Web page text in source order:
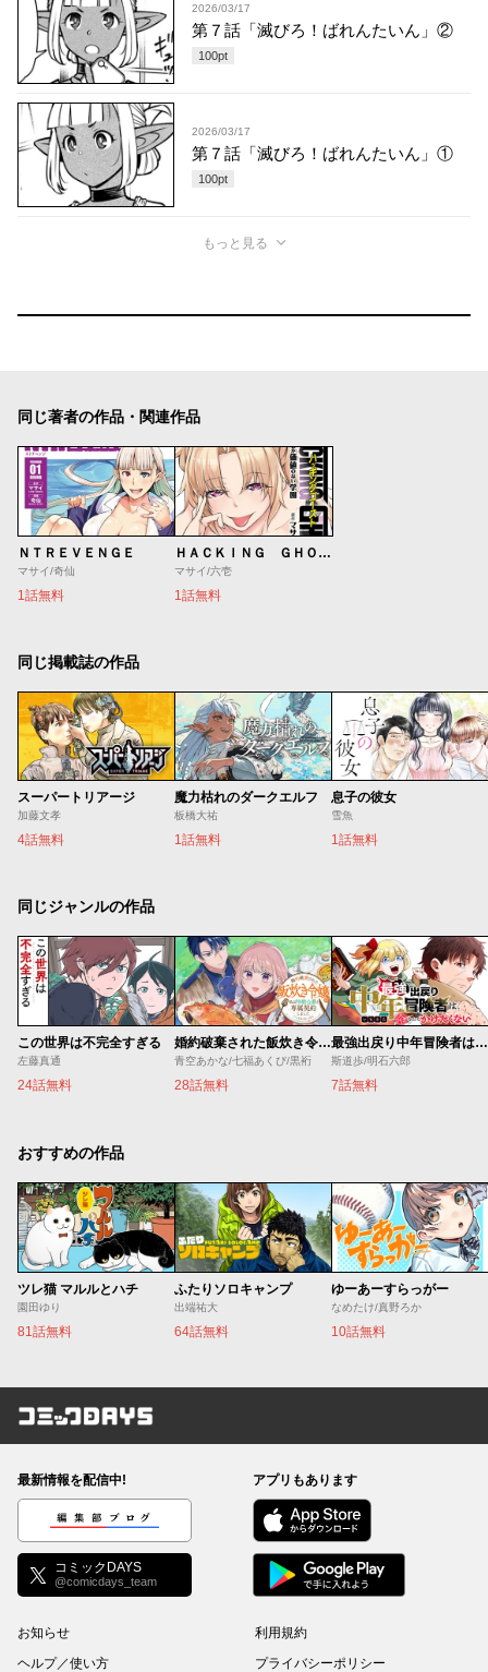
2026/03/17
第７話「滅びろ！ばれんたいん」②
100pt
2026/03/17
第７話「滅びろ！ばれんたいん」①
100pt
もっと見る
同じ著者の作品・関連作品
ＮＴＲＥＶＥＮＧＥ
マサイ/奇仙
1話無料
ＨＡＣＫＩＮＧ ＧＨＯＳＴ カラダにしか価値のない学園
マサイ/六壱
1話無料
同じ掲載誌の作品
スーパートリアージ
加藤文孝
4話無料
魔力枯れのダークエルフ
板橋大祐
1話無料
息子の彼女
雪魚
1話無料
同じジャンルの作品
この世界は不完全すぎる
左藤真通
24話無料
婚約破棄された飯炊き令嬢の私は冷酷公爵と専属契約しました～ですが胃袋を掴んだ結果、冷たかった公爵様がどんどん優しくなっています～
青空あかな/七福あくび/黒裄
28話無料
最強出戻り中年冒険者は、今さら命なんてかけたくない
斯道歩/明石六郎
7話無料
おすすめの作品
ツレ猫 マルルとハチ
園田ゆり
81話無料
ふたりソロキャンプ
出端祐大
64話無料
ゆーあーすらっがー
なめたけ/真野ろか
10話無料
コミックDAYS
最新情報を配信中!
編集部ブログ
コミックDAYS
@comicdays_team
アプリもあります
お知らせ
ヘルプ／使い方
利用規約
プライバシーポリシー